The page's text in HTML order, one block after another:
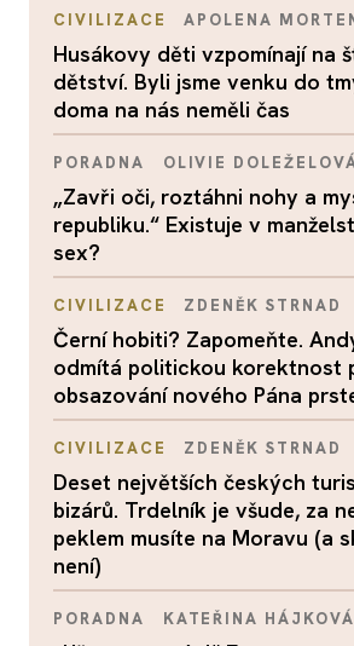
CIVILIZACE APOLENA
Husákovy děti vzpomínají na
dětství. Byli jsme venku do
doma na nás neměli čas
PORADNA OLIVIE
„Zavři oči, roztáhni nohy a
republiku.“ Existuje v
sex?
CIVILIZACE ZDENĚK STRNAD
Černí hobiti? Zapomeňte.
odmítá politickou korektnost
obsazování nového Pána
CIVILIZACE ZDENĚK STRNAD
Deset největších českých
bizárů. Trdelník je všude, za
peklem musíte na Moravu (a
není)
PORADNA KATEŘINA HÁJKOVÁ